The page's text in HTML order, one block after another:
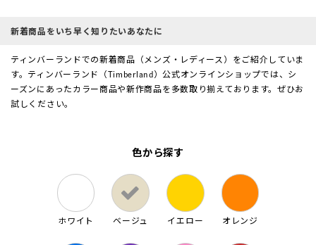
新着商品をいち早く知りたいあなたに
ティンバーランドでの新着商品（メンズ・レディース）をご紹介していま
す。ティンバーランド（Timberland）公式オンラインショップでは、シ
ーズンにあったカラー商品や新作商品を多数取り揃えております。ぜひお
試しください。
色から探す
ホワイト ベージュ イエロー オレンジ